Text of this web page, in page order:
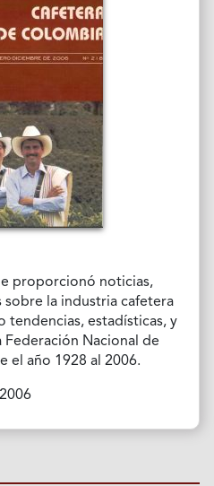
proporcionó noticias,
sobre la industria cafetera
tendencias, estadísticas, y
Nacional de
el año 1928 al 2006.